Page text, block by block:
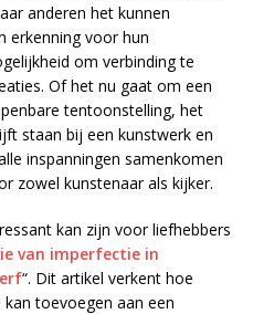
anderen het kunnen
erkenning voor hun
om verbinding te
Of het nu gaat om een
tentoonstelling, het
staan bij een kunstwerk en
inspanningen samenkomen
zowel kunstenaar als kijker.
kan zijn voor liefhebbers
van imperfectie in
“. Dit artikel verkent hoe
toevoegen aan een